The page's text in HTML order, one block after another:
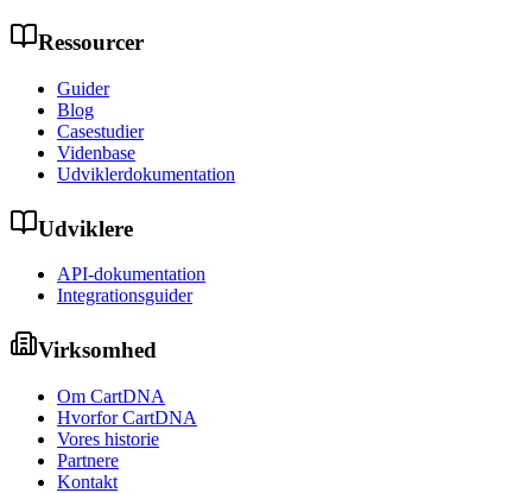
Ressourcer
Guider
Blog
Casestudier
Videnbase
Udviklerdokumentation
Udviklere
API-dokumentation
Integrationsguider
Virksomhed
Om CartDNA
Hvorfor CartDNA
Vores historie
Partnere
Kontakt